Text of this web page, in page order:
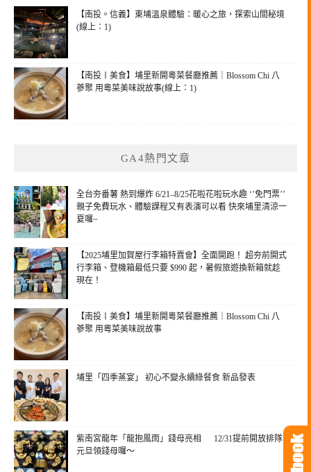
【南投。信義】東埔溫泉體驗：暖心之旅，探索山間秘境
(線上：1)
【南投〡美食】埔里新開粵菜餐廳推薦｜Blossom Chi 八
蔘聚 用粵菜美味說故事(線上：1)
GA4熱門文章
全台夯番薯 熱到爆炸 6/21–8/25花啦花啦玩水趣 ‘’免門票’’
親子免費玩水、體驗課程又有表演可以看 快來埔里清涼一
夏囉~
【2025埔里加賀屋行李箱特賣會】全面開跑！ 超夯前開式
行李箱、登機箱最低只要 $990 起，暑假旅遊換新箱就趁
現在！
【南投〡美食】埔里新開粵菜餐廳推薦｜Blossom Chi 八
蔘聚 用粵菜美味說故事
埔里「四季蒸宴」 初心不變永續綠餐食 新品發表
紫南宮龍年「龍抱風雨」錢母亮相 12/31提前開放排隊
元旦領錢母囉～